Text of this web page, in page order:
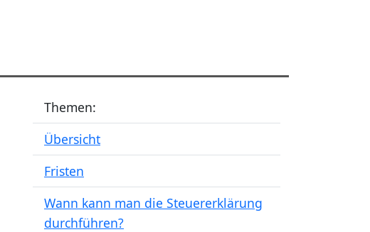
Themen:
Übersicht
Fristen
Wann kann man die Steuererklärung
durchführen?